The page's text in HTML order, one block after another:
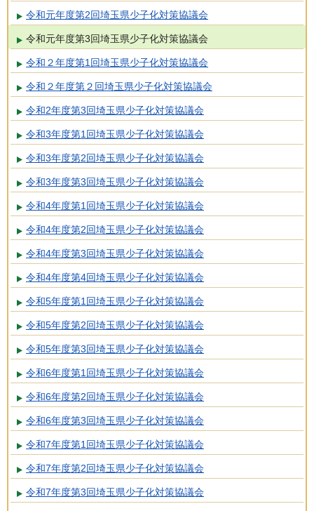
令和元年度第2回埼玉県少子化対策協議会
令和元年度第3回埼玉県少子化対策協議会
令和２年度第1回埼玉県少子化対策協議会
令和２年度第２回埼玉県少子化対策協議会
令和2年度第3回埼玉県少子化対策協議会
令和3年度第1回埼玉県少子化対策協議会
令和3年度第2回埼玉県少子化対策協議会
令和3年度第3回埼玉県少子化対策協議会
令和4年度第1回埼玉県少子化対策協議会
令和4年度第2回埼玉県少子化対策協議会
令和4年度第3回埼玉県少子化対策協議会
令和4年度第4回埼玉県少子化対策協議会
令和5年度第1回埼玉県少子化対策協議会
令和5年度第2回埼玉県少子化対策協議会
令和5年度第3回埼玉県少子化対策協議会
令和6年度第1回埼玉県少子化対策協議会
令和6年度第2回埼玉県少子化対策協議会
令和6年度第3回埼玉県少子化対策協議会
令和7年度第1回埼玉県少子化対策協議会
令和7年度第2回埼玉県少子化対策協議会
令和7年度第3回埼玉県少子化対策協議会